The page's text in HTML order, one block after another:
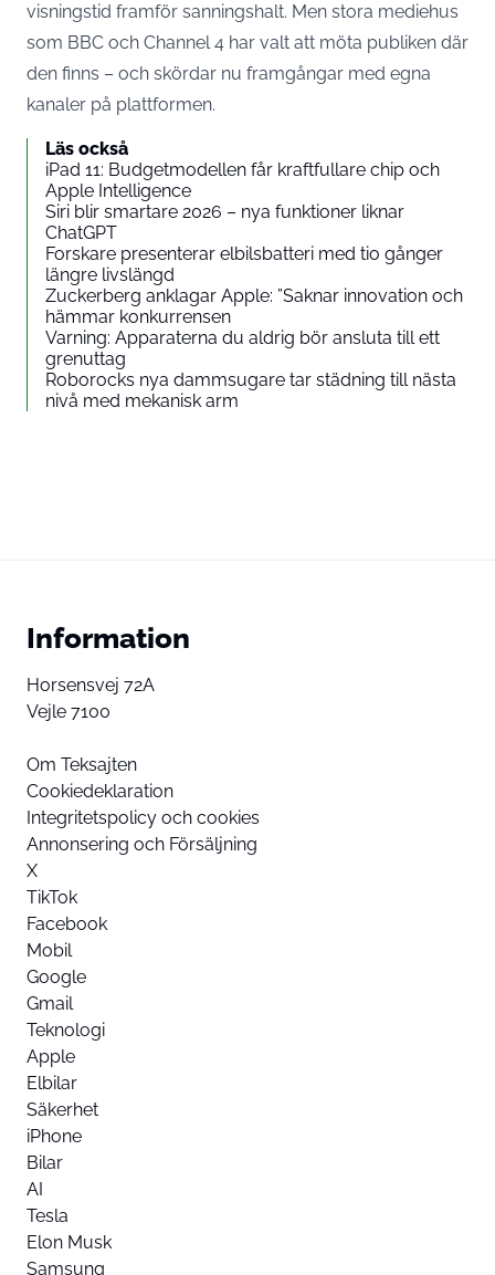
visningstid framför sanningshalt. Men stora mediehus
som BBC och Channel 4 har valt att möta publiken där
den finns – och skördar nu framgångar med egna
kanaler på plattformen.
Läs också
iPad 11: Budgetmodellen får kraftfullare chip och
Apple Intelligence
Siri blir smartare 2026 – nya funktioner liknar
ChatGPT
Forskare presenterar elbilsbatteri med tio gånger
längre livslängd
Zuckerberg anklagar Apple: ”Saknar innovation och
hämmar konkurrensen
Varning: Apparaterna du aldrig bör ansluta till ett
grenuttag
Roborocks nya dammsugare tar städning till nästa
nivå med mekanisk arm
Information
Horsensvej 72A
Vejle 7100
Om Teksajten
Cookiedeklaration
Integritetspolicy och cookies
Annonsering och Försäljning
X
TikTok
Facebook
Mobil
Google
Gmail
Teknologi
Apple
Elbilar
Säkerhet
iPhone
Bilar
AI
Tesla
Elon Musk
Samsung